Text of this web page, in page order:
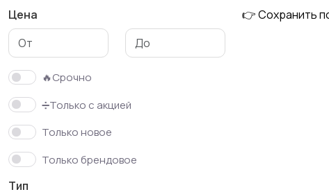
Цена
🔥Срочно
➗Только с акцией
Только новое
Только брендовое
Тип
👉 Сохранить